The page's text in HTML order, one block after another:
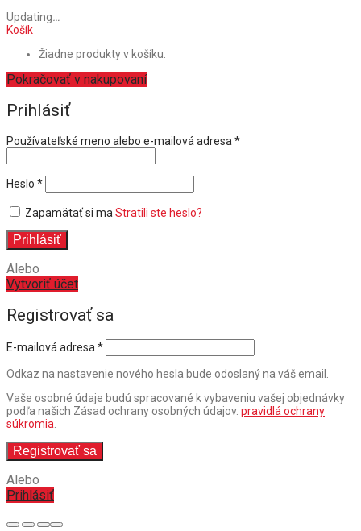
Updating…
Košík
Žiadne produkty v košíku.
Pokračovať v nakupovaní
Prihlásiť
Používateľské meno alebo e-mailová adresa *Povinné
Heslo *Povinné
Zapamätať si ma Stratili ste heslo?
Prihlásiť
Alebo
Vytvoriť účet
Registrovať sa
E-mailová adresa *
Odkaz na nastavenie nového hesla bude odoslaný na váš email.
Vaše osobné údaje budú spracované k vybaveniu vašej objednávky
podľa našich Zásad ochrany osobných údajov. pravidlá ochrany
súkromia
Registrovať sa
Alebo
Prihlásiť